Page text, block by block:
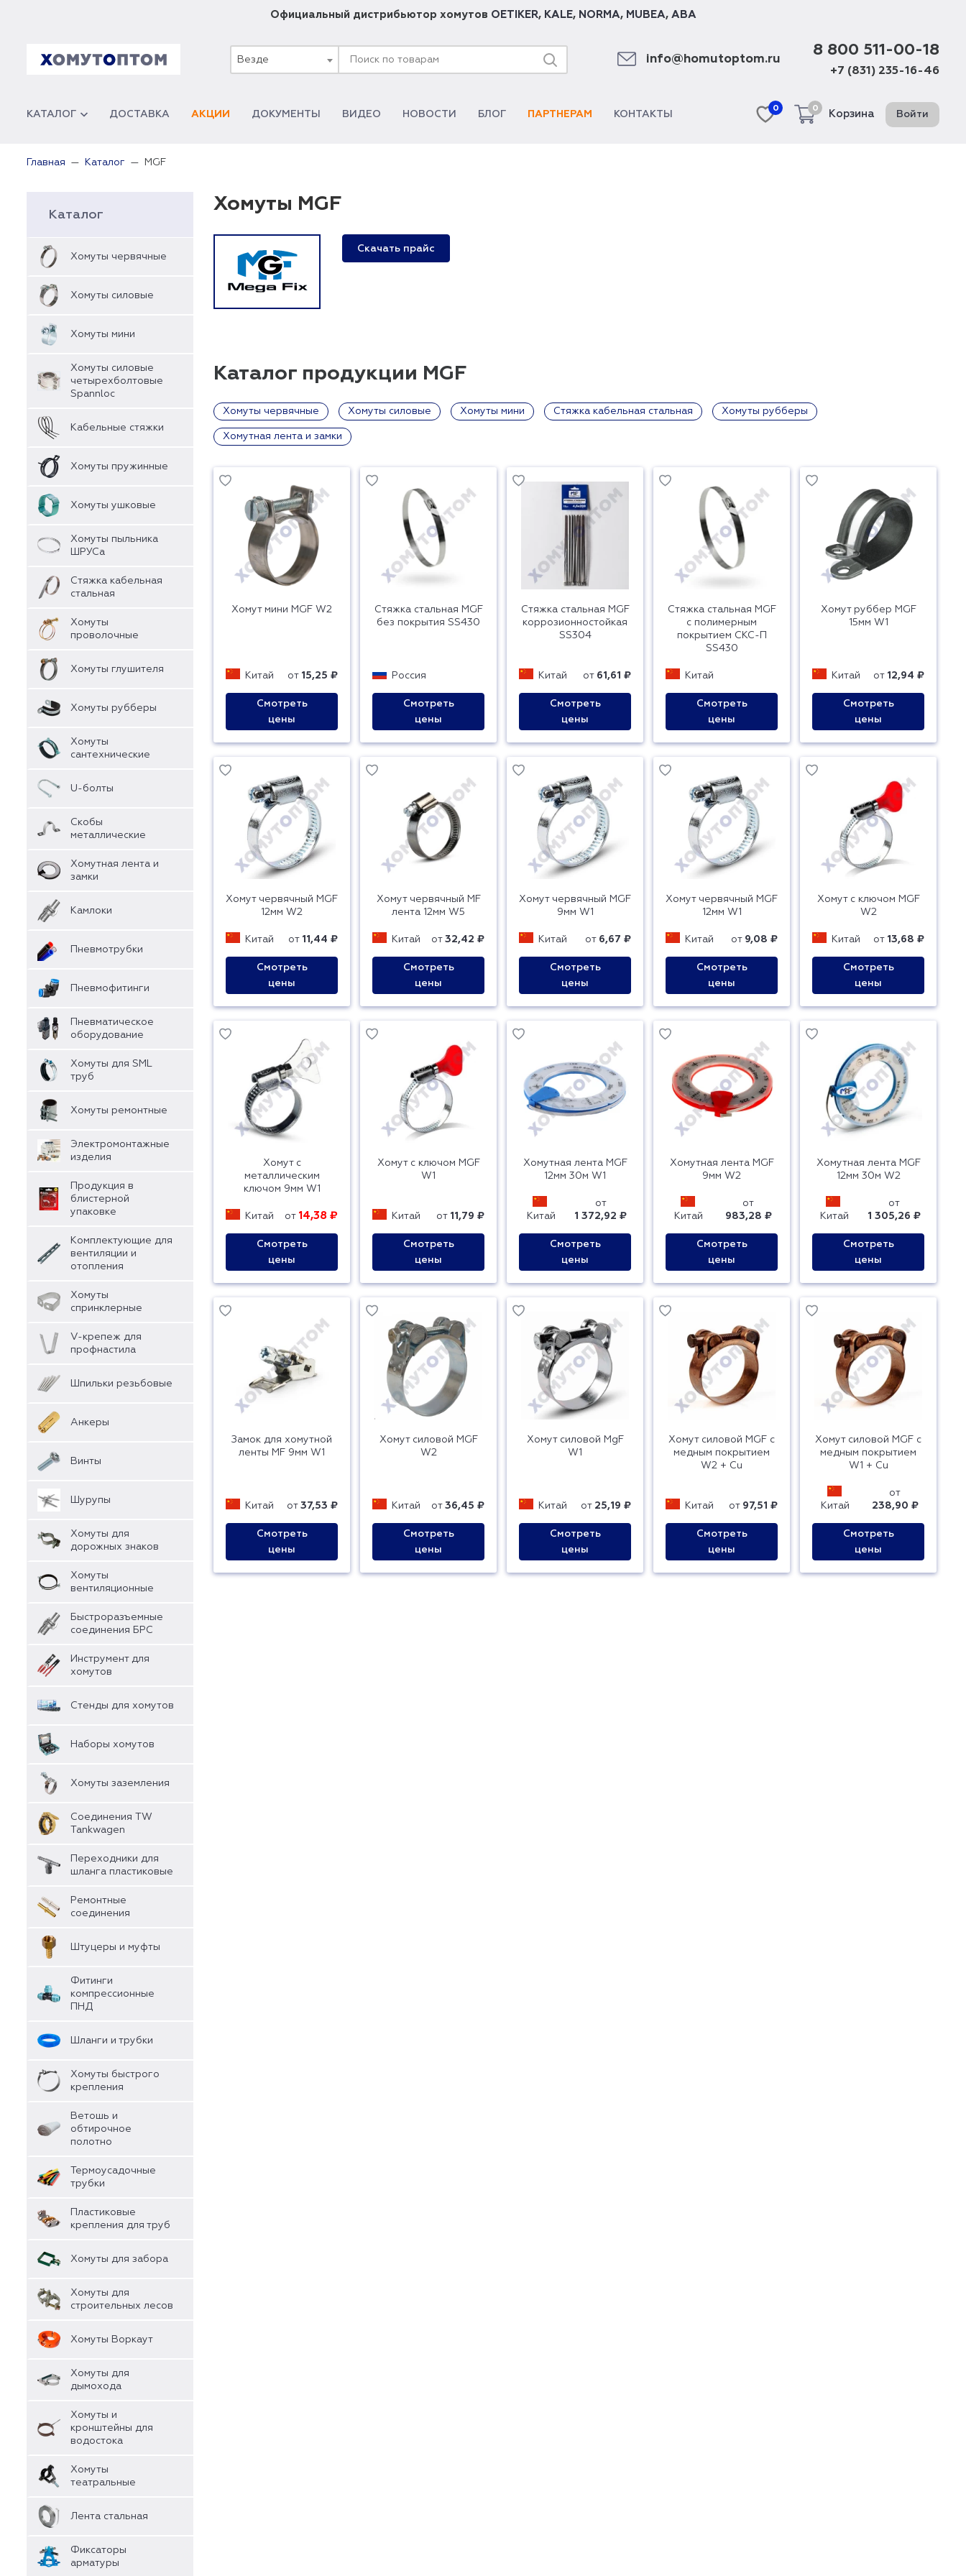
Официальный дистрибьютор хомутов OETIKER, KALE, NORMA, MUBEA, ABA
Везде info@homutoptom.ru
8 800 511-00-18
+7 (831) 235-16-46
КАТАЛОГ ДОСТАВКА АКЦИИ ДОКУМЕНТЫ ВИДЕО НОВОСТИ БЛОГ ПАРТНЕРАМ КОНТАКТЫ
0 0
Корзина Войти
Главная Каталог MGF
Каталог
Хомуты червячные
Хомуты силовые
Хомуты мини
Хомуты силовые
четырехболтовые
Spannloc
Кабельные стяжки
Хомуты пружинные
Хомуты ушковые
Хомуты пыльника
ШРУСа
Стяжка кабельная
стальная
Хомуты
проволочные
Хомуты глушителя
Хомуты рубберы
Хомуты
сантехнические
U-болты
Скобы
металлические
Хомутная лента и
замки
Камлоки
Пневмотрубки
Пневмофитинги
Пневматическое
оборудование
Хомуты для SML
труб
Хомуты ремонтные
Электромонтажные
изделия
Продукция в
блистерной
упаковке
Комплектующие для
вентиляции и
отопления
Хомуты
спринклерные
V-крепеж для
профнастила
Шпильки резьбовые
Анкеры
Винты
Шурупы
Хомуты для
дорожных знаков
Хомуты
вентиляционные
Быстроразъемные
соединения БРС
Инструмент для
хомутов
Стенды для хомутов
Наборы хомутов
Хомуты заземления
Соединения TW
Tankwagen
Переходники для
шланга пластиковые
Ремонтные
соединения
Штуцеры и муфты
Фитинги
компрессионные
ПНД
Шланги и трубки
Хомуты быстрого
крепления
Ветошь и
обтирочное
полотно
Термоусадочные
трубки
Пластиковые
крепления для труб
Хомуты для забора
Хомуты для
строительных лесов
Хомуты Воркаут
Хомуты для
дымохода
Хомуты и
кронштейны для
водостока
Хомуты
театральные
Лента стальная
Фиксаторы
арматуры
Хомуты MGF
Скачать прайс
Каталог продукции MGF
Хомуты червячные Хомуты силовые Хомуты мини Стяжка кабельная стальная Хомуты рубберы
Хомутная лента и замки
Хомут мини MGF W2
Китай от 15,25 ₽
Смотреть
цены
Стяжка стальная MGF
без покрытия SS430
Россия
Смотреть
цены
Стяжка стальная MGF
коррозионностойкая
SS304
Китай от 61,61 ₽
Смотреть
цены
Стяжка стальная MGF
с полимерным
покрытием СКС-П
SS430
Китай
Смотреть
цены
Хомут руббер MGF
15мм W1
Китай от 12,94 ₽
Смотреть
цены
Хомут червячный MGF
12мм W2
Китай от 11,44 ₽
Смотреть
цены
Хомут червячный MF
лента 12мм W5
Китай от 32,42 ₽
Смотреть
цены
Хомут червячный MGF
9мм W1
Китай от 6,67 ₽
Смотреть
цены
Хомут червячный MGF
12мм W1
Китай от 9,08 ₽
Смотреть
цены
Хомут с ключом MGF
W2
Китай от 13,68 ₽
Смотреть
цены
Хомут с
металлическим
ключом 9мм W1
Китай от 14,38 ₽
Смотреть
цены
Хомут с ключом MGF
W1
Китай от 11,79 ₽
Смотреть
цены
Хомутная лента MGF
12мм 30м W1
Китай
от
1 372,92 ₽
Смотреть
цены
Хомутная лента MGF
9мм W2
Китай
от
983,28 ₽
Смотреть
цены
Хомутная лента MGF
12мм 30м W2
Китай
от
1 305,26 ₽
Смотреть
цены
Замок для хомутной
ленты MF 9мм W1
Китай от 37,53 ₽
Смотреть
цены
Хомут силовой MGF
W2
Китай от 36,45 ₽
Смотреть
цены
Хомут силовой MgF
W1
Китай от 25,19 ₽
Смотреть
цены
Хомут силовой MGF с
медным покрытием
W2 + Cu
Китай от 97,51 ₽
Смотреть
цены
Хомут силовой MGF с
медным покрытием
W1 + Cu
Китай
от
238,90 ₽
Смотреть
цены